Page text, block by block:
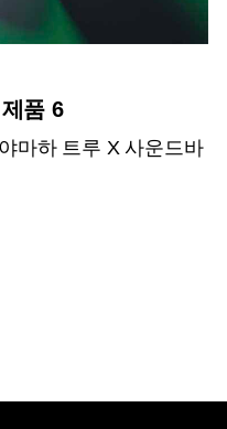
품 6
마하 트루 X 사운드바